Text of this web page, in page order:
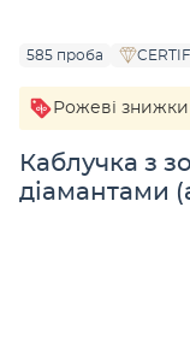
585 проба
Рожеві
Каблучка з
діамантами